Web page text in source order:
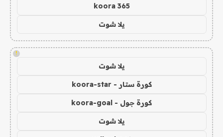
koora 365
يلا شوت
!
يلا شوت
كورة ستار - koora-star
كورة جول - koora-goal
يلا شوت